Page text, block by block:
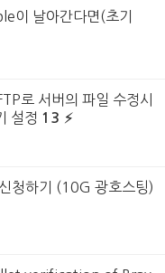
이 날아간다면(초기
로 서버의 파일 수정시
설정 13
청하기 (10G 광호스팅)